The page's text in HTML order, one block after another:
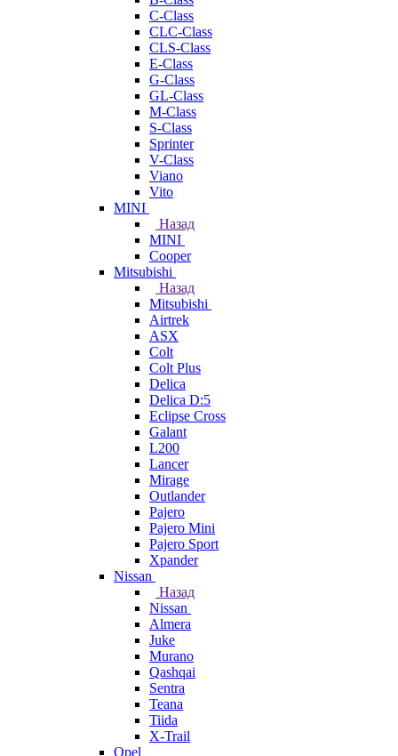
C-Class
CLC-Class
CLS-Class
E-Class
G-Class
GL-Class
M-Class
S-Class
Sprinter
V-Class
Viano
Vito
MINI
Назад
MINI
Cooper
Mitsubishi
Назад
Mitsubishi
Airtrek
ASX
Colt
Colt Plus
Delica
Delica D:5
Eclipse Cross
Galant
L200
Lancer
Mirage
Outlander
Pajero
Pajero Mini
Pajero Sport
Xpander
Nissan
Назад
Nissan
Almera
Juke
Murano
Qashqai
Sentra
Teana
Tiida
X-Trail
Opel